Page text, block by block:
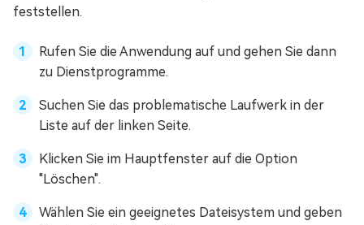
feststellen.
Rufen Sie die Anwendung auf und gehen Sie dann
zu Dienstprogramme.
Suchen Sie das problematische Laufwerk in der
Liste auf der linken Seite.
Klicken Sie im Hauptfenster auf die Option
"Löschen".
Wählen Sie ein geeignetes Dateisystem und geben